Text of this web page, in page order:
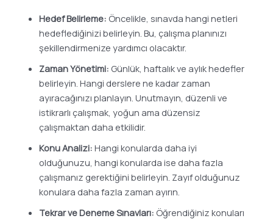
Hedef Belirleme: Öncelikle, sınavda hangi netleri
hedeflediğinizi belirleyin. Bu, çalışma planınızı
şekillendirmenize yardımcı olacaktır.
Zaman Yönetimi: Günlük, haftalık ve aylık hedefler
belirleyin. Hangi derslere ne kadar zaman
ayıracağınızı planlayın. Unutmayın, düzenli ve
istikrarlı çalışmak, yoğun ama düzensiz
çalışmaktan daha etkilidir.
Konu Analizi: Hangi konularda daha iyi
olduğunuzu, hangi konularda ise daha fazla
çalışmanız gerektiğini belirleyin. Zayıf olduğunuz
konulara daha fazla zaman ayırın.
Tekrar ve Deneme Sınavları: Öğrendiğiniz konuları